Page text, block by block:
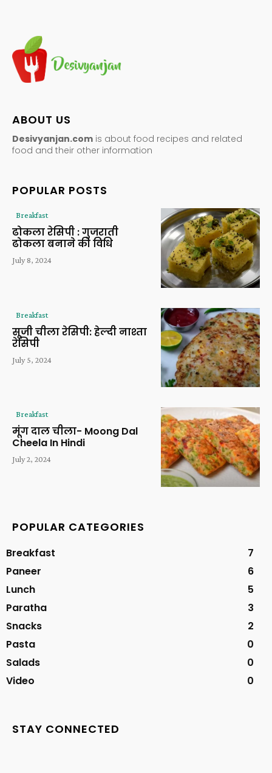
ABOUT US
Desivyanjan.com is about food recipes and related
food and their other information
POPULAR POSTS
Breakfast
ढोकला रेसिपी : गुजराती
ढोकला बनाने की विधि
July 8, 2024
Breakfast
सूजी चीला रेसिपी: हेल्दी नाश्ता
रेसिपी
July 5, 2024
Breakfast
मूंग दाल चीला- Moong Dal
Cheela In Hindi
July 2, 2024
POPULAR CATEGORIES
Breakfast
7
Paneer
6
Lunch
5
Paratha
3
Snacks
2
Pasta
0
Salads
0
Video
0
STAY CONNECTED